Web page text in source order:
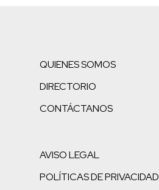
QUIENES SOMOS
DIRECTORIO
CONTÁCTANOS
AVISO LEGAL
POLÍTICAS DE PRIVACIDAD